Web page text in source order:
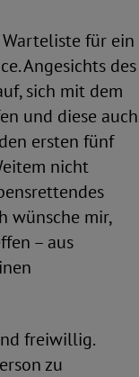
für ein
Angesichts des
sich mit dem
und diese auch
ersten fünf
nicht
wünsche mir,
– aus
freiwillig.
zu